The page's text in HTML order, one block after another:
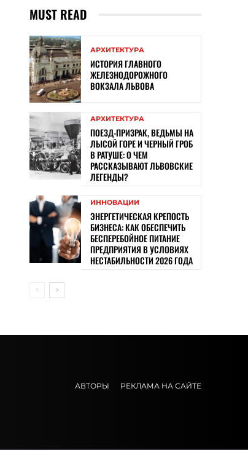
MUST READ
АРХИТЕКТУРА
ИСТОРИЯ ГЛАВНОГО
ЖЕЛЕЗНОДОРОЖНОГО
ВОКЗАЛА ЛЬВОВА
АРХИТЕКТУРА
ПОЕЗД-ПРИЗРАК, ВЕДЬМЫ НА
ЛЫСОЙ ГОРЕ И ЧЕРНЫЙ ГРОБ
В РАТУШЕ: О ЧЕМ
РАССКАЗЫВАЮТ ЛЬВОВСКИЕ
ЛЕГЕНДЫ?
ИННОВАЦИИ
ЭНЕРГЕТИЧЕСКАЯ КРЕПОСТЬ
БИЗНЕСА: КАК ОБЕСПЕЧИТЬ
БЕСПЕРЕБОЙНОЕ ПИТАНИЕ
ПРЕДПРИЯТИЯ В УСЛОВИЯХ
НЕСТАБИЛЬНОСТИ 2026 ГОДА
АВТОРЫ РЕКЛАМА НА САЙТЕ